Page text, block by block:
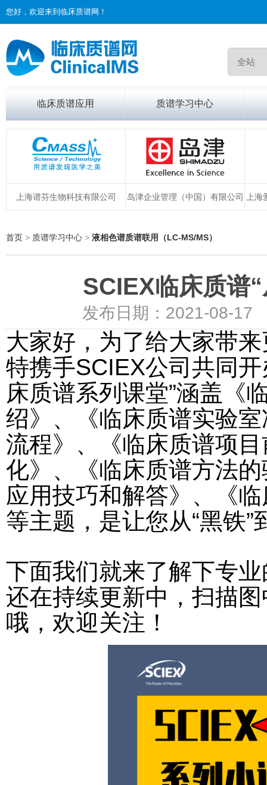
您好，欢迎来到临床质谱网！
临床质谱应用 质谱学习中心
上海谱芬生物科技有限公司 岛津企业管理（中国）有限公司 上
首页 > 质谱学习中心 > 液相色谱质谱联用（LC-MS/MS）
SCIEX临床质谱
发布日期： 2021-08-17
大家好，为了给大家带
特携手SCIEX公司共同开
床质谱系列课堂”涵盖《
绍》、《临床质谱实验
流程》、《临床质谱项
化》、《临床质谱方法
应用技巧和解答》、《
等主题，是让您从“黑铁”
下面我们就来了解下专
还在持续更新中，扫描
哦，欢迎关注！